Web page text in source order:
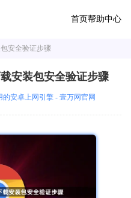
首页帮助中心
安全验证步骤
安装包安全验证步骤
的安卓上网引擎 - 壹万网官网